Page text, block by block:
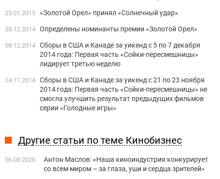
23.01.2015 «Золотой Орел» принял «Солнечный удар»
28.12.2014 Определены номинанты премии «Золотой Орел»
08.12.2014 Сборы в США и Канаде за уикенд с 5 по 7 декабря
2014 года: Первая часть «Сойки-пересмешницы»
лидирует третью неделю
24.11.2014 Сборы в США и Канаде за уикенд с 21 по 23 ноября
2014 года: Первая часть «Сойки-пересмешницы» не
смогла улучшить результат предыдущих фильмов
серии «Голодные игры»
Другие статьи по теме Кинобизнес
06.08.2026
Антон Маслов: «Наша киноиндустрия конкурирует
со всем миром – за глаза, уши и сердца зрителей»